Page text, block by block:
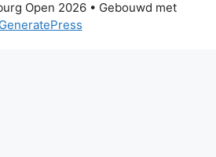
Open 2026• Gebouwd met
GeneratePress